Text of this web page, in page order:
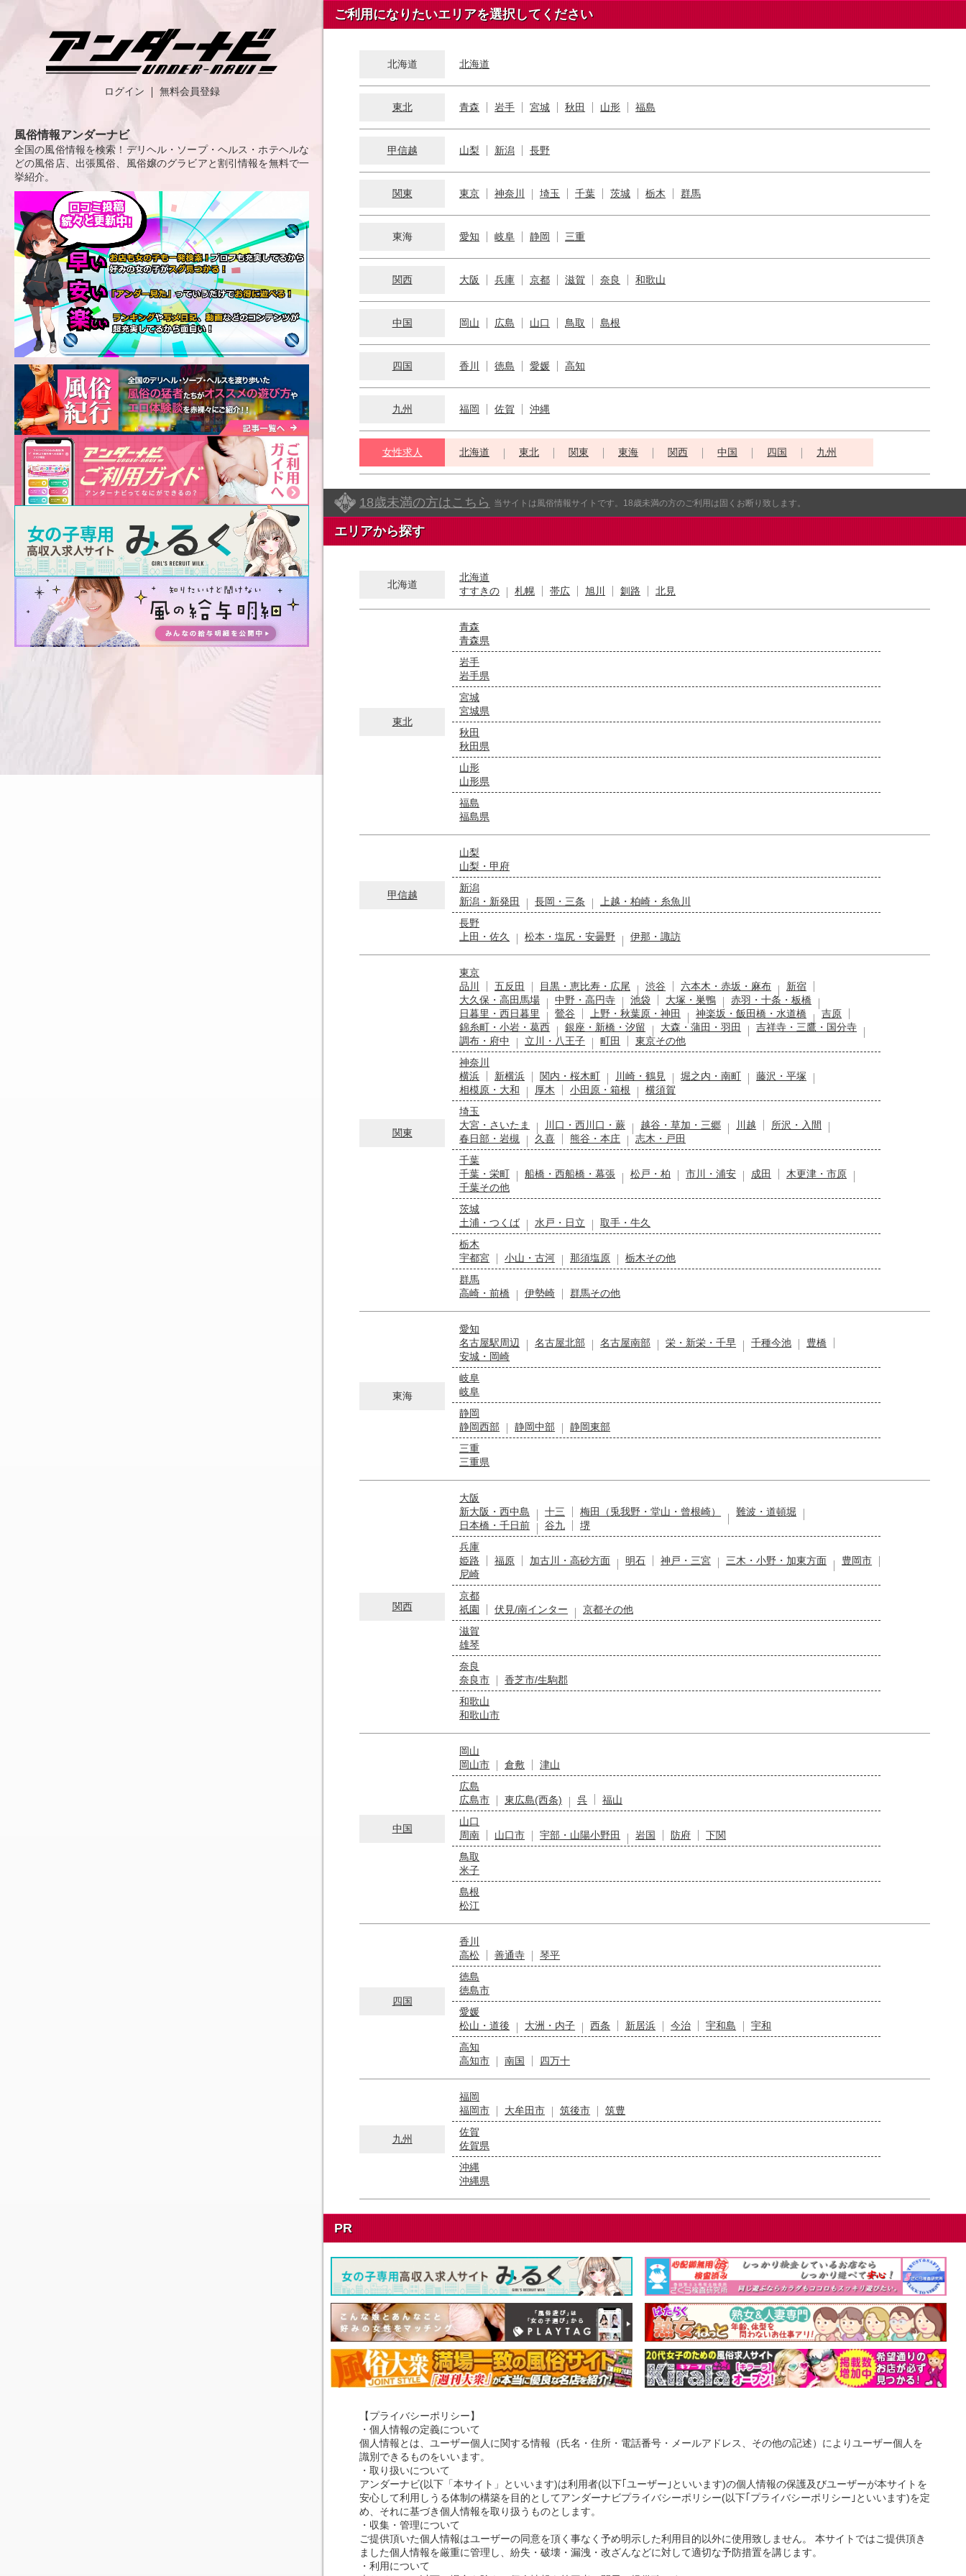
ログイン 無料会員登録
風俗情報アンダーナビ
全国の風俗情報を検索！デリヘル・ソープ・ヘルス・ホテヘルな
どの風俗店、出張風俗、風俗嬢のグラビアと割引情報を無料で一
挙紹介。
ご利用になりたいエリアを選択してください
北海道 北海道
東北 青森 岩手 宮城 秋田 山形 福島
甲信越 山梨 新潟 長野
関東 東京 神奈川 埼玉 千葉 茨城 栃木 群馬
東海 愛知 岐阜 静岡 三重
関西 大阪 兵庫 京都 滋賀 奈良 和歌山
中国 岡山 広島 山口 鳥取 島根
四国 香川 徳島 愛媛 高知
九州 福岡 佐賀 沖縄
女性求人 北海道 東北 関東 東海 関西 中国 四国 九州
18歳未満の方はこちら 当サイトは風俗情報サイトです。18歳未満の方のご利用は固くお断り致します。
エリアから探す
北海道
北海道
すすきの
札幌 帯広 旭川 釧路 北見
東北
青森
青森県
岩手
岩手県
宮城
宮城県
秋田
秋田県
山形
山形県
福島
福島県
甲信越
山梨
山梨・甲府
新潟
新潟・新発田
長岡・三条
上越・柏崎・糸魚川
長野
上田・佐久
松本・塩尻・安曇野 伊那・諏訪
関東
東京
品川
五反田 目黒・恵比寿・広尾 渋谷 六本木・赤坂・麻布
新宿
大久保・高田馬場
中野・高円寺 池袋 大塚・巣鴨
赤羽・十条・板橋
日暮里・西日暮里
鶯谷 上野・秋葉原・神田 神楽坂・飯田橋・水道橋
吉原
錦糸町・小岩・葛西
銀座・新橋・汐留 大森・蒲田・羽田
吉祥寺・三鷹・国分寺
調布・府中
立川・八王子 町田
東京その他
神奈川
横浜
新横浜 関内・桜木町 川崎・鶴見 堀之内・南町
藤沢・平塚
相模原・大和
厚木 小田原・箱根
横須賀
埼玉
大宮・さいたま
川口・西川口・蕨 越谷・草加・三郷 川越
所沢・入間
春日部・岩槻
久喜 熊谷・本庄
志木・戸田
千葉
千葉・栄町
船橋・西船橋・幕張 松戸・柏 市川・浦安 成田
木更津・市原
千葉その他
茨城
土浦・つくば
水戸・日立
取手・牛久
栃木
宇都宮
小山・古河 那須塩原
栃木その他
群馬
高崎・前橋
伊勢崎 群馬その他
東海
愛知
名古屋駅周辺
名古屋北部 名古屋南部 栄・新栄・千早 千種今池
豊橋
安城・岡崎
岐阜
岐阜
静岡
静岡西部
静岡中部
静岡東部
三重
三重県
関西
大阪
新大阪・西中島
十三 梅田（兎我野・堂山・曾根崎）
難波・道頓堀
日本橋・千日前
谷九
堺
兵庫
姫路
福原 加古川・高砂方面 明石 神戸・三宮 三木・小野・加東方面
豊岡市
尼崎
京都
祇園
伏見/南インター
京都その他
滋賀
雄琴
奈良
奈良市
香芝市/生駒郡
和歌山
和歌山市
中国
岡山
岡山市
倉敷
津山
広島
広島市
東広島(西条) 呉
福山
山口
周南
山口市 宇部・山陽小野田 岩国 防府
下関
鳥取
米子
島根
松江
四国
香川
高松
善通寺
琴平
徳島
徳島市
愛媛
松山・道後
大洲・内子 西条 新居浜 今治 宇和島
宇和
高知
高知市
南国 四万十
九州
福岡
福岡市
大牟田市 筑後市
筑豊
佐賀
佐賀県
沖縄
沖縄県
PR
【プライバシーポリシー】
・個人情報の定義について
個人情報とは、ユーザー個人に関する情報（氏名・住所・電話番号・メールアドレス、その他の記述）によりユーザー個人を
識別できるものをいいます。
・取り扱いについて
アンダーナビ(以下「本サイト」といいます)は利用者(以下｢ユーザー｣といいます)の個人情報の保護及びユーザーが本サイトを
安心して利用しうる体制の構築を目的としてアンダーナビプライバシーポリシー(以下｢プライバシーポリシー｣といいます)を定
め、それに基づき個人情報を取り扱うものとします。
・収集・管理について
ご提供頂いた個人情報はユーザーの同意を頂く事なく予め明示した利用目的以外に使用致しません。 本サイトではご提供頂き
ました個人情報を厳重に管理し、紛失・破壊・漏洩・改ざんなどに対して適切な予防措置を講じます。
・利用について